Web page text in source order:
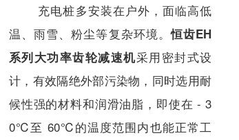
充电桩多安装在户外，面临高低
温、雨雪、粉尘等复杂环境。恒齿EH
系列大功率齿轮减速机采用密封式设
计，有效隔绝外部污染物，同时选用耐
候性强的材料和润滑油脂，即使在 - 3
0℃至 60℃的温度范围内也能正常工